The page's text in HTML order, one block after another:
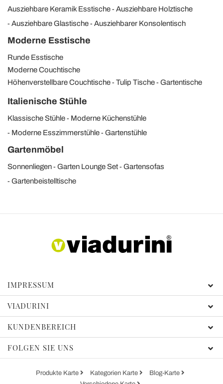
Ausziehbare Keramik Esstische
Ausziehbare Holztische
Ausziehbare Glastische
Ausziehbarer Konsolentisch
Moderne Esstische
Runde Esstische
Moderne Couchtische
Höhenverstellbare Couchtische
Tulip Tische Gartentische
Italienische Stühle
Klassische Stühle
Moderne Küchenstühle
Moderne Esszimmerstühle
Gartenstühle
Gartenmöbel
Sonnenliegen Garten Lounge Set
Gartensofas
Gartenbeistelltische
IMPRESSUM
VIADURINI
KUNDENBEREICH
FOLGEN SIE UNS
Produkte Karte Kategorien Karte
Blog-Karte